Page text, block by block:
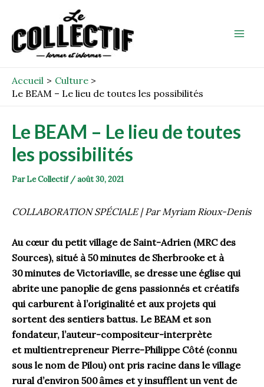
contenu
Accueil
Culture
Le BEAM – Le lieu de toutes les possibilités
Le BEAM – Le lieu de toutes
les possibilités
ParLe Collectif /août 30, 2021
COLLABORATION SPÉCIALE | Par Myriam Rioux-Denis
Au cœur du petit village de Saint-Adrien (MRC des
Sources), situé à 50 minutes de Sherbrooke et à
30 minutes de Victoriaville, se dresse une église qui
abrite une panoplie de gens passionnés et créatifs
qui carburent à l’originalité et aux projets qui
sortent des sentiers battus. Le BEAM et son
fondateur, l’auteur-compositeur-interprète
et multientrepreneur Pierre-Philippe Côté (connu
sous le nom de Pilou) ont pris racine dans le village
rural d’environ 500 âmes et y insufflent un vent de
navigation